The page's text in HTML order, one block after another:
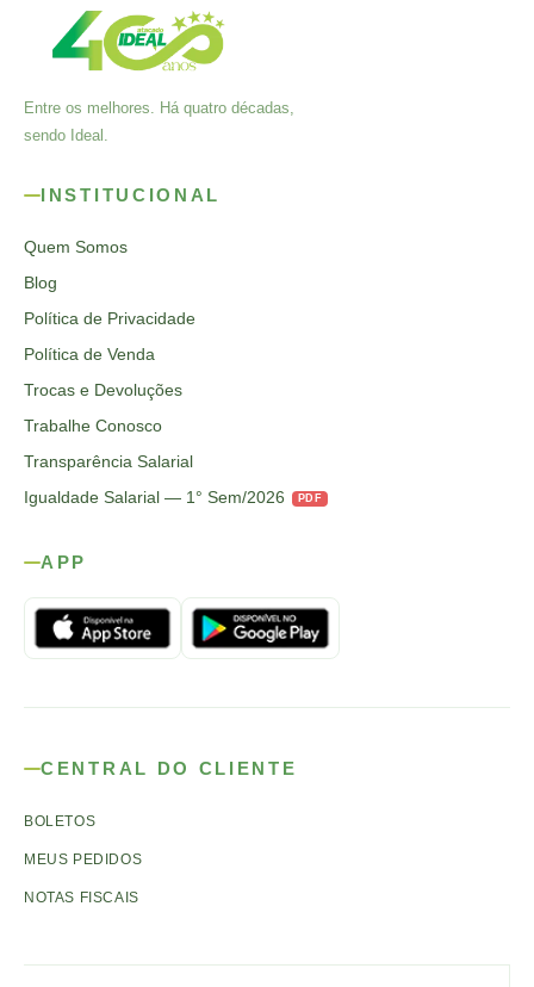
Entre os melhores. Há quatro décadas,
sendo Ideal.
INSTITUCIONAL
Quem Somos
Blog
Política de Privacidade
Política de Venda
Trocas e Devoluções
Trabalhe Conosco
Transparência Salarial
Igualdade Salarial — 1° Sem/2026
PDF
APP
CENTRAL DO CLIENTE
BOLETOS
MEUS PEDIDOS
NOTAS FISCAIS